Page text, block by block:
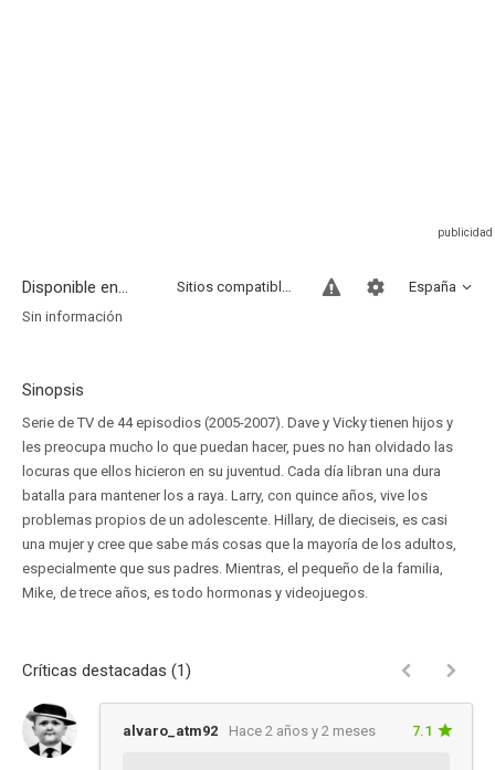
Disponible en... España
Sitios compatibles
Sin información
Sinopsis
Serie de TV de 44 episodios (2005-2007). Dave y Vicky tienen hijos y
les preocupa mucho lo que puedan hacer, pues no han olvidado las
locuras que ellos hicieron en su juventud. Cada día libran una dura
batalla para mantener los a raya. Larry, con quince años, vive los
problemas propios de un adolescente. Hillary, de dieciseis, es casi
una mujer y cree que sabe más cosas que la mayoría de los adultos,
especialmente que sus padres. Mientras, el pequeño de la familia,
Mike, de trece años, es todo hormonas y videojuegos.
Críticas destacadas (1)
alvaro_atm92 Hace 2 años y 2 meses 7.1